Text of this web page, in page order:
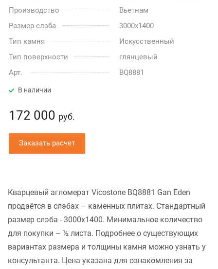
Производство
Вьетнам
Размер слэба
3000x1400
Тип камня
Искусственный
Тип поверхности
глянцевый
Арт.
BQ8881
В наличии
172 000 руб.
Заказать расчет
Кварцевый агломерат Vicostone BQ8881 Gan Eden
продаётся в слэбах – каменных плитах. Стандартный
размер слэба - 3000x1400. Минимальное количество
для покупки – ½ листа. Подробнее о существующих
вариантах размера и толщины камня можно узнать у
консультанта. Цена указана для ознакомления за